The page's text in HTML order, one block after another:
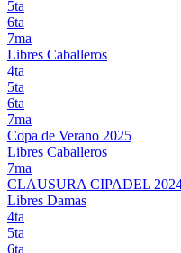
5ta
6ta
7ma
Libres Caballeros
4ta
5ta
6ta
7ma
Copa de Verano 2025
Libres Caballeros
7ma
CLAUSURA CIPADEL
Libres Damas
4ta
5ta
6ta